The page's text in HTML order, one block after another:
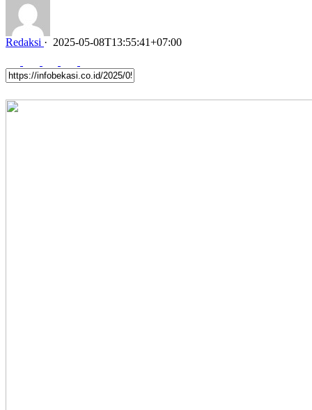
Redaksi · 2025-05-08T13:55:41+07:00